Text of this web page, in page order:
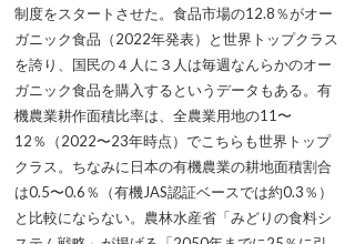
制度をスタートさせた。食品市場の12.8％がオー
ガニック食品（2022年発表）と世界トップクラス
を誇り、国民の４人に３人は毎週なんらかのオー
ガニック食品を購入するというデータもある。有
機農業耕作面積比率は、全農業用地の11〜
12％（2022〜23年時点）でこちらも世界トップ
クラス。ちなみに日本の有機農業の耕地面積割合
は0.5〜0.6％（有機JAS認証ベースでは約0.3％）
と比較にならない。農林水産省「みどりの食料シ